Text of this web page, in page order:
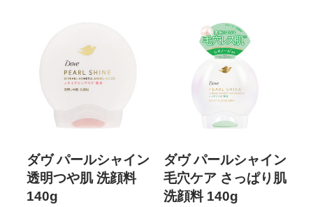
ダヴ パールシャイン
透明つや肌 洗顔料
140g
ダヴ パールシャイン
毛穴ケア さっぱり肌
洗顔料 140g